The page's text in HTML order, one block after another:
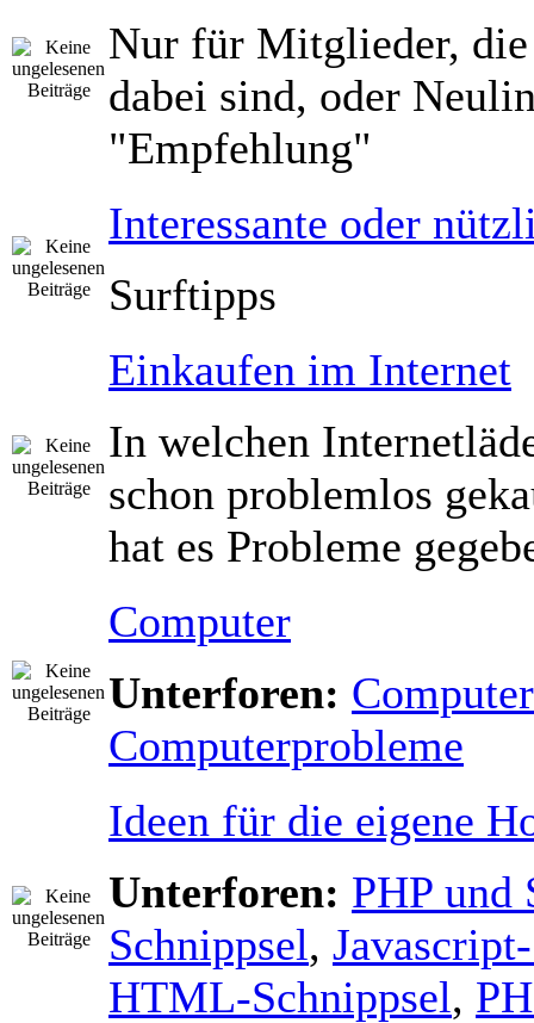
Nur für Mitglieder, die
dabei sind, oder
"Empfehlung"
Interessante oder
Surftipps
Einkaufen im Internet
In welchen
schon problemlos
hat es Probleme
Computer
Unterforen:
Computerprobleme
Ideen für die eigene
Unterforen: PHP und
Schnippsel,
HTML-Schnippsel,